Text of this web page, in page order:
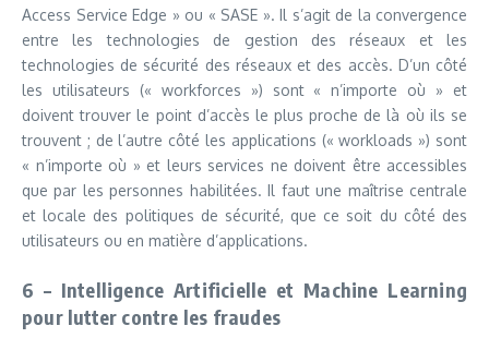
Access Service Edge » ou « SASE ». Il s’agit de la convergence
entre les technologies de gestion des réseaux et les
technologies de sécurité des réseaux et des accès. D’un côté
les utilisateurs (« workforces ») sont « n’importe où » et
doivent trouver le point d’accès le plus proche de là où ils se
trouvent ; de l’autre côté les applications (« workloads ») sont
« n’importe où » et leurs services ne doivent être accessibles
que par les personnes habilitées. Il faut une maîtrise centrale
et locale des politiques de sécurité, que ce soit du côté des
utilisateurs ou en matière d’applications.
6 – Intelligence Artificielle et Machine Learning
pour lutter contre les fraudes